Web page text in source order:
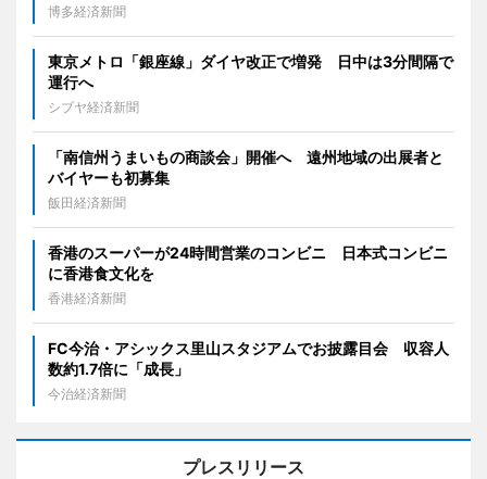
博多経済新聞
東京メトロ「銀座線」ダイヤ改正で増発 日中は3分間隔で
運行へ
シブヤ経済新聞
「南信州うまいもの商談会」開催へ 遠州地域の出展者と
バイヤーも初募集
飯田経済新聞
香港のスーパーが24時間営業のコンビニ 日本式コンビニ
に香港食文化を
香港経済新聞
FC今治・アシックス里山スタジアムでお披露目会 収容人
数約1.7倍に「成長」
今治経済新聞
プレスリリース